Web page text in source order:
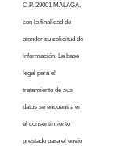
C.P. 29001 MALAGA,
con la finalidad de
atender su solicitud de
información. La base
legal para el
tratamiento de sus
datos se encuentra en
el consentimiento
prestado para el envío